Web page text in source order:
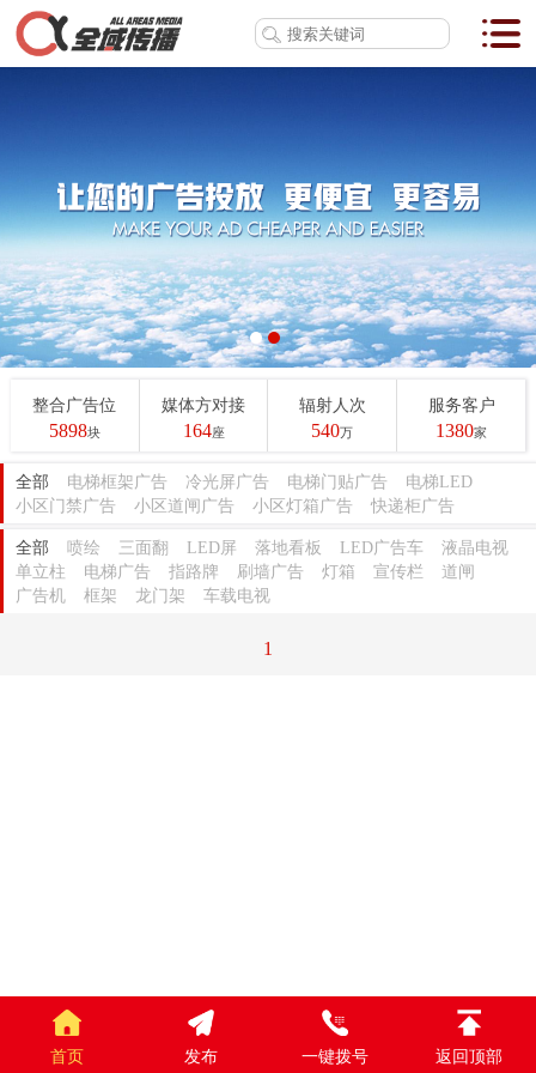
整合广告位
5898块
媒体方对接
164座
辐射人次
540万
服务客户
1380家
全部 电梯框架广告 冷光屏广告 电梯门贴广告
电梯LED
小区门禁广告
小区道闸广告 小区灯箱广告 快递柜广告
全部 喷绘 三面翻 LED屏 落地看板 LED广告车
液晶电视
单立柱
电梯广告 指路牌 刷墙广告 灯箱 宣传栏
道闸
广告机
框架 龙门架 车载电视
1
首页 发布 一键拨号 返回顶部